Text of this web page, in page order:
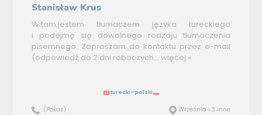
Stanisław Krus
Witam,jestem tłumaczem języka tureckiego
i podejmę się dowolnego rodzaju tłumaczenia
pisemnego. Zapraszam do kontaktu przez e-mail
(odpowiedź do 2 dni roboczych... więcej »
turecki–polski
(Pokaż) Września i 3 inne